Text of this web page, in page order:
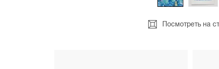
Посмотреть на